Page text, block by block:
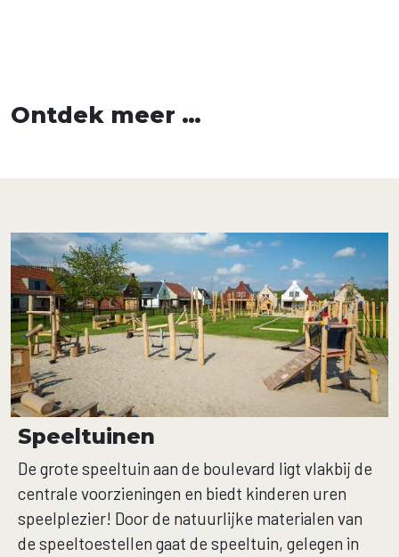
Ontdek meer …
Speeltuinen
De grote speeltuin aan de boulevard ligt vlakbij de
centrale voorzieningen en biedt kinderen uren
speelplezier! Door de natuurlijke materialen van
de speeltoestellen gaat de speeltuin, gelegen in